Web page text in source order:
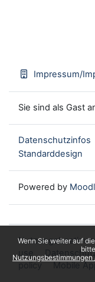
Wenn Sie weiter auf
Nutzungsbestimmungen
Impressum/
Sie sind als Gast
Datenschutzinfos
Standarddesign
Powered by
use
policy
Mobile App